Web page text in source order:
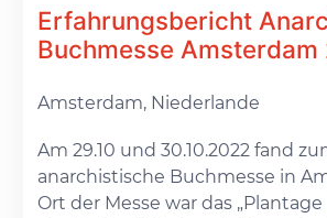
Erfahrungsbericht
Buchmesse Amsterdam
Amsterdam, Niederlande
Am 29.10 und 30.10.2022 fand
anarchistische Buchmesse in
Ort der Messe war das